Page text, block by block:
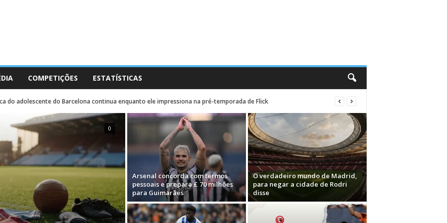
COMPETIÇÕES ESTATÍSTICAS
do adolescente do Barcelona continua enquanto ele impressiona na pré-temporada de Flick
0
Arsenal concorda com termos
pessoais e prepara £ 70 milhões
para Guimarães
O verdadeiro mundo de Madrid,
para negar a cidade de Rodri
disse